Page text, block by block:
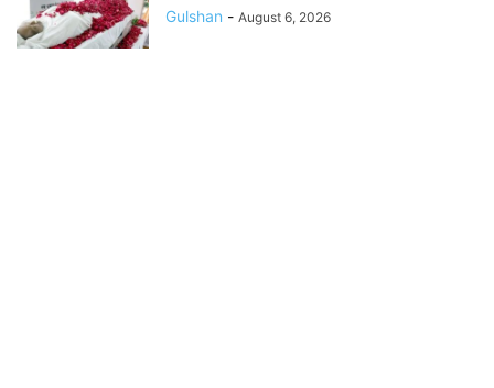
Gulshan - August 6, 2026